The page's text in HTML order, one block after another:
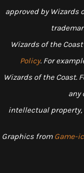
approved by Wizards
Wizards of the
Policy. For
Wizards of the Coast.
any
intellectual
Graphics from Game-